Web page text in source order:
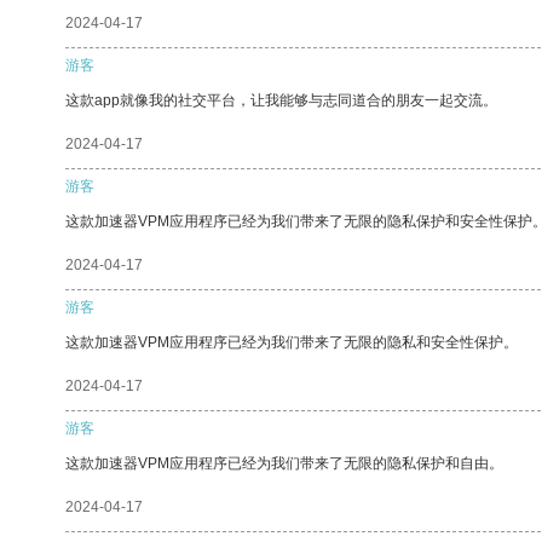
2024-04-17
游客
这款app就像我的社交平台，让我能够与志同道合的朋友一起交流。
2024-04-17
游客
这款加速器VPM应用程序已经为我们带来了无限的隐私保护和安全性保护
2024-04-17
游客
这款加速器VPM应用程序已经为我们带来了无限的隐私和安全性保护。
2024-04-17
游客
这款加速器VPM应用程序已经为我们带来了无限的隐私保护和自由。
2024-04-17